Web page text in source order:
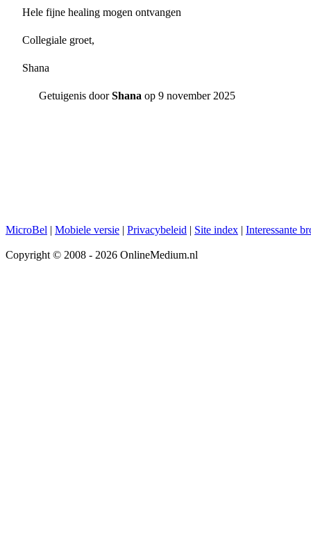
Hele fijne healing mogen ontvangen
Collegiale groet,
Shana
Getuigenis doorShana op 9 november 2025
MicroBel | Mobiele versie | Privacybeleid | Site index | Interessante
Copyright © 2008 - 2026 OnlineMedium.nl